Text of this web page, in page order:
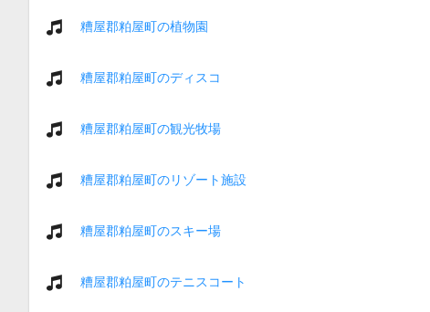
糟屋郡粕屋町の植物園
糟屋郡粕屋町のディスコ
糟屋郡粕屋町の観光牧場
糟屋郡粕屋町のリゾート施設
糟屋郡粕屋町のスキー場
糟屋郡粕屋町のテニスコート